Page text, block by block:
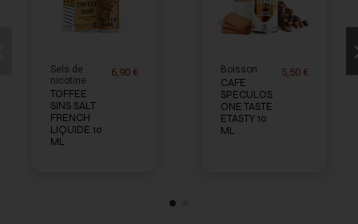
Sels de
nicotine
TOFFEE
SINS SALT
FRENCH
LIQUIDE 10
ML
6,90 € Boisson
CAFE
SPECULOS
ONE TASTE
ETASTY 10
ML
5,50 €